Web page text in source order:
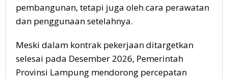
pembangunan, tetapi juga oleh cara perawatan
dan penggunaan setelahnya.
Meski dalam kontrak pekerjaan ditargetkan
selesai pada Desember 2026, Pemerintah
Provinsi Lampung mendorong percepatan